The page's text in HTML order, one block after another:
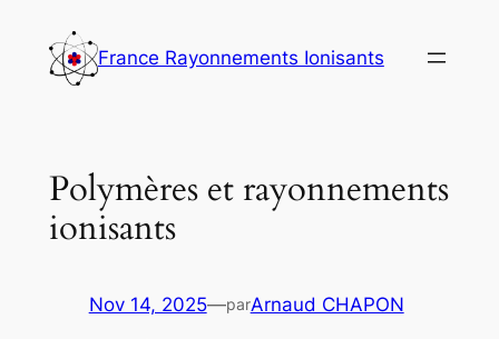
contenu
France Rayonnements Ionisants
Polymères et rayonnements
ionisants
Nov 14, 2025—parArnaud CHAPON